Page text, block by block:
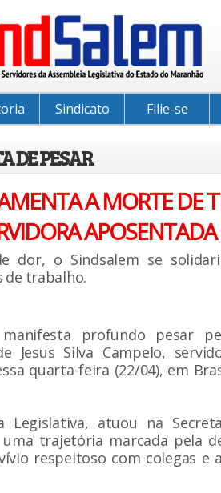
Sindicato Filie-se
DE PESAR
A MORTE DE
dor, o Sindsalem se
de trabalho.
profundo pesar
Jesus Silva Campelo,
quarta-feira (22/04), em
atuou na
trajetória marcada pela
respeitoso com colegas e